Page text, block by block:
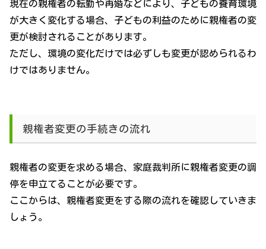
現在の親権者の転勤や再婚などにより、子どもの養育環境
が大きく変化する場合、子どもの利益のために親権者の変
更が検討されることがあります。
ただし、環境の変化だけでは必ずしも変更が認められるわ
けではありません。
親権者変更の手続きの流れ
親権者の変更を求める場合、家庭裁判所に親権者変更の調
停を申立てることが必要です。
ここからは、親権者変更をする際の流れを確認していきま
しょう。